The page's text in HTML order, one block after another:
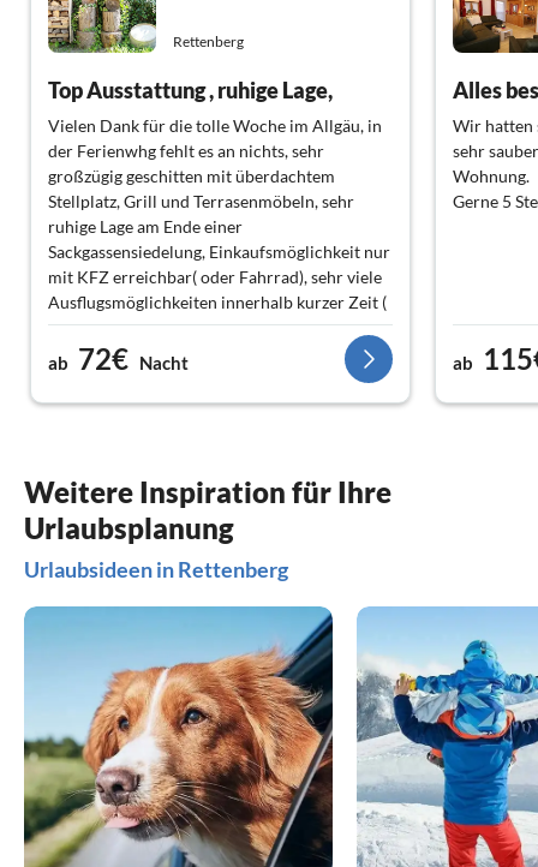
Rettenberg
Top Ausstattung , ruhige Lage,
Vielen Dank für die tolle Woche im Allgäu, in
der Ferienwhg fehlt es an nichts, sehr
großzügig geschitten mit überdachtem
Stellplatz, Grill und Terrasenmöbeln, sehr
ruhige Lage am Ende einer
Sackgassensiedelung, Einkaufsmöglichkeit nur
mit KFZ erreichbar( oder Fahrrad), sehr viele
Ausflugsmöglichkeiten innerhalb kurzer Zeit (
max 60 min) erreichbar, gute
Wandermöglichkeiten vor Ort
ab 72€ Nacht
Alles
Wir hatten
sehr
Wohnung.
Gerne 5
ab
Weitere Inspiration für Ihre
Urlaubsplanung
Urlaubsideen in Rettenberg